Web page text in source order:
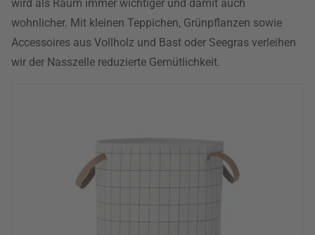
wird als Raum immer wichtiger und damit auch
wohnlicher. Mit kleinen Teppichen, Grünpflanzen sowie
Accessoires aus Vollholz und Bast oder Seegras verleihen
wir der Nasszelle reduzierte Gemütlichkeit.